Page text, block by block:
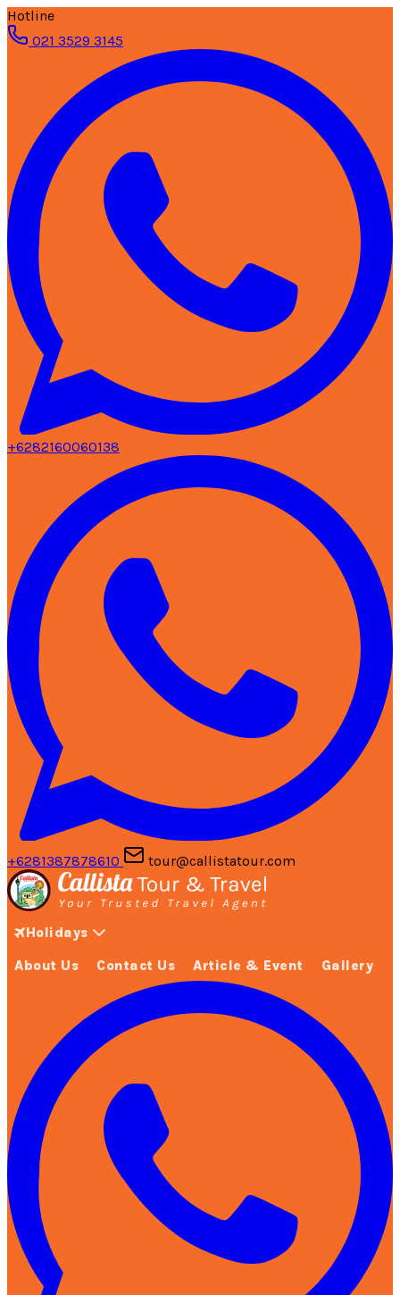
Hotline
021 3529 3145
+6282160060138
+6281387878610 tour@callistatour.com
Holidays
About Us Contact Us Article & Event Gallery